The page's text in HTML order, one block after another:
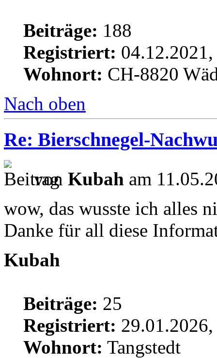
Beiträge: 188
Registriert:
Wohnort: CH-8820
Nach oben
Re: Bierschnegel-
von Kubah am
wow, das wusste ich alles
Danke für all diese
Kubah
Beiträge: 25
Registriert:
Wohnort: Tangstedt